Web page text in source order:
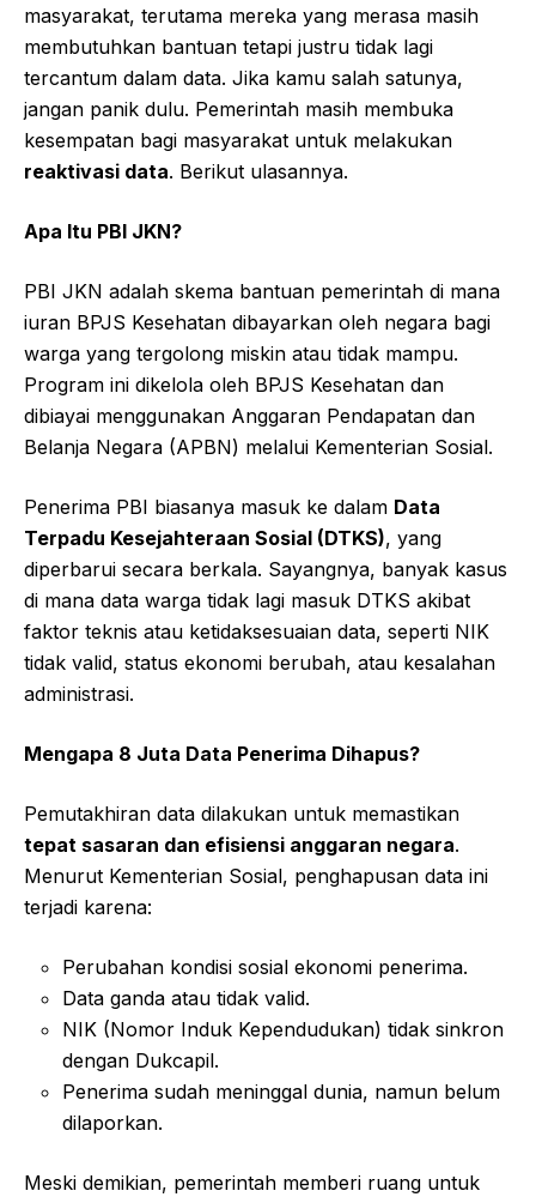
masyarakat, terutama mereka yang merasa masih
membutuhkan bantuan tetapi justru tidak lagi
tercantum dalam data. Jika kamu salah satunya,
jangan panik dulu. Pemerintah masih membuka
kesempatan bagi masyarakat untuk melakukan
reaktivasi data. Berikut ulasannya.
Apa Itu PBI JKN?
PBI JKN adalah skema bantuan pemerintah di mana
iuran BPJS Kesehatan dibayarkan oleh negara bagi
warga yang tergolong miskin atau tidak mampu.
Program ini dikelola oleh BPJS Kesehatan dan
dibiayai menggunakan Anggaran Pendapatan dan
Belanja Negara (APBN) melalui Kementerian Sosial.
Penerima PBI biasanya masuk ke dalam Data
Terpadu Kesejahteraan Sosial (DTKS), yang
diperbarui secara berkala. Sayangnya, banyak kasus
di mana data warga tidak lagi masuk DTKS akibat
faktor teknis atau ketidaksesuaian data, seperti NIK
tidak valid, status ekonomi berubah, atau kesalahan
administrasi.
Mengapa 8 Juta Data Penerima Dihapus?
Pemutakhiran data dilakukan untuk memastikan
tepat sasaran dan efisiensi anggaran negara.
Menurut Kementerian Sosial, penghapusan data ini
terjadi karena:
Perubahan kondisi sosial ekonomi penerima.
Data ganda atau tidak valid.
NIK (Nomor Induk Kependudukan) tidak sinkron
dengan Dukcapil.
Penerima sudah meninggal dunia, namun belum
dilaporkan.
Meski demikian, pemerintah memberi ruang untuk